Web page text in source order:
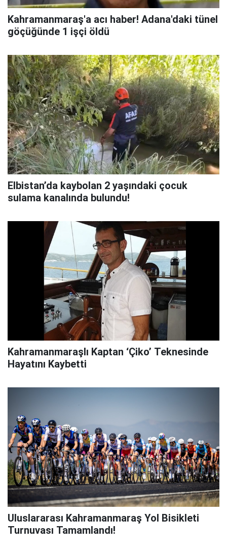
Kahramanmaraş'a acı haber! Adana'daki tünel
göçüğünde 1 işçi öldü
Elbistan’da kaybolan 2 yaşındaki çocuk
sulama kanalında bulundu!
Kahramanmaraşlı Kaptan ‘Çiko’ Teknesinde
Hayatını Kaybetti
Uluslararası Kahramanmaraş Yol Bisikleti
Turnuvası Tamamlandı!